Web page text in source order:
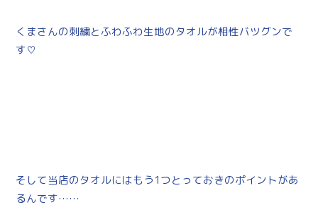
くまさんの刺繍とふわふわ生地のタオルが相性バツグンで
す♡
そして当店のタオルにはもう1つとっておきのポイントがあ
るんです……